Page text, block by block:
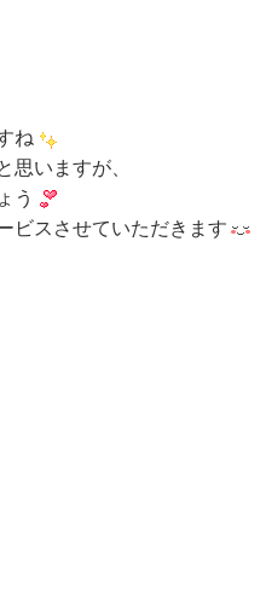
ね
思いますが、
う
ビスさせていただきます